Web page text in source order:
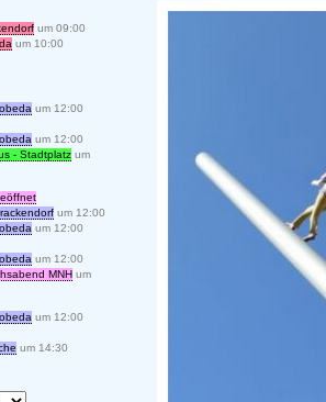
um 09:00
um 10:00
um 12:00
um 12:00
- Stadtplatz um
um 12:00
um 12:00
um 12:00
MNH um
um 12:00
um 14:30